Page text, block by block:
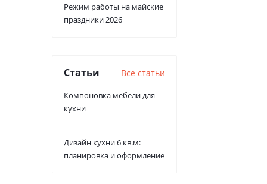
Режим работы на майские
праздники 2026
Статьи Все статьи
Компоновка мебели для
кухни
Дизайн кухни 6 кв.м:
планировка и оформление